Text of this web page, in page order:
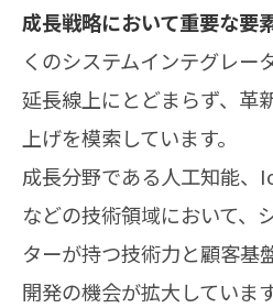
成長戦略において重要な要
くのシステムインテグレー
延長線上にとどまらず、革
上げを模索しています。
成長分野である人工知能、
などの技術領域において、
ターが持つ技術力と顧客基
開発の機会が拡大していま